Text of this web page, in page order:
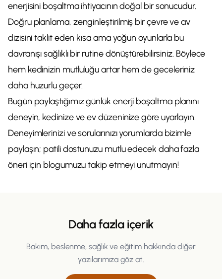
enerjisini boşaltma ihtiyacının doğal bir sonucudur.
Doğru planlama, zenginleştirilmiş bir çevre ve av
dizisini taklit eden kısa ama yoğun oyunlarla bu
davranışı sağlıklı bir rutine dönüştürebilirsiniz. Böylece
hem kedinizin mutluluğu artar hem de geceleriniz
daha huzurlu geçer.
Bugün paylaştığımız günlük enerji boşaltma planını
deneyin, kedinize ve ev düzeninize göre uyarlayın.
Deneyimlerinizi ve sorularınızı yorumlarda bizimle
paylaşın; patili dostunuzu mutlu edecek daha fazla
öneri için blogumuzu takip etmeyi unutmayın!
Daha fazla içerik
Bakım, beslenme, sağlık ve eğitim hakkında diğer
yazılarımıza göz at.